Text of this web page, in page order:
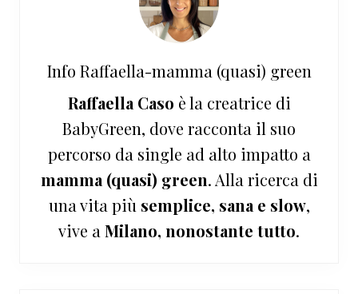
Info Raffaella-mamma (quasi) green
Raffaella Caso è la creatrice di
BabyGreen, dove racconta il suo
percorso da single ad alto impatto a
mamma (quasi) green. Alla ricerca di
una vita più semplice, sana e slow,
vive a Milano, nonostante tutto.